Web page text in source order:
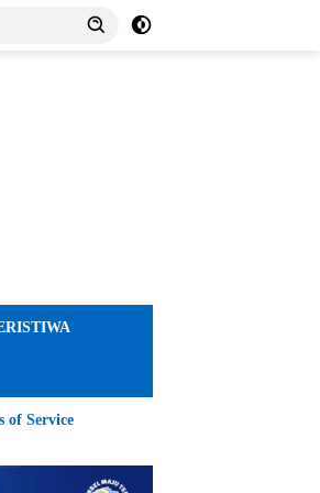
of Service